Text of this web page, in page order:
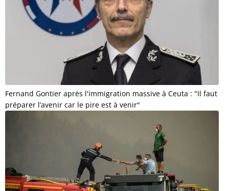
Fernand Gontier après l'immigration massive à Ceuta : "Il faut
préparer l’avenir car le pire est à venir"